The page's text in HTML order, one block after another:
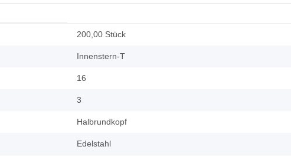
200,00 Stück
Innenstern-T
16
3
Halbrundkopf
Edelstahl